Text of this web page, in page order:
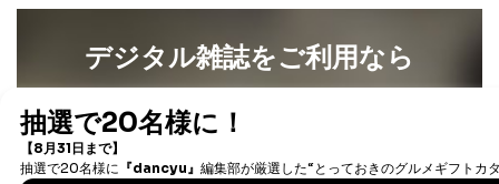
提供先：出版社、出版物発売元、卸売会社、販売
販売店などの梱包・配送・配達会社
４．開示対象個人情報の「開示」「訂正」等の請求につ
いて
当社は、本人から、開示対象個人情報について利用目的
の通知を求められた場合には、遅滞なくこれに応じま
デジタル雑誌をご利用なら
書籍）が無料で読み放題！